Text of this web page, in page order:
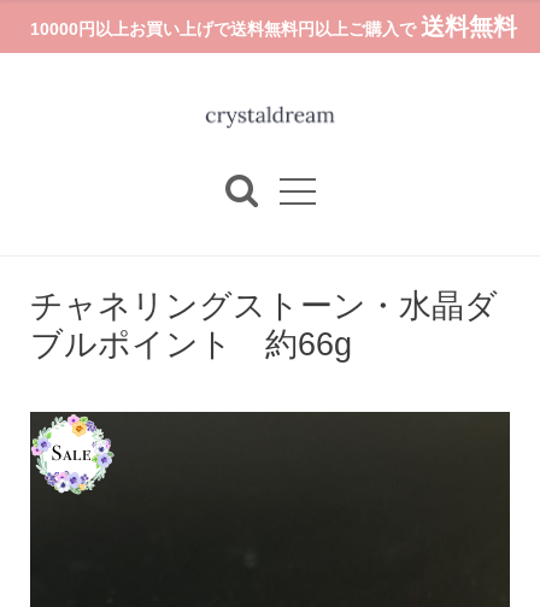
10000円以上お買い上げで送料無料円以上ご購入で 送料無料
チャネリングストーン・水晶ダ
ブルポイント 約66g